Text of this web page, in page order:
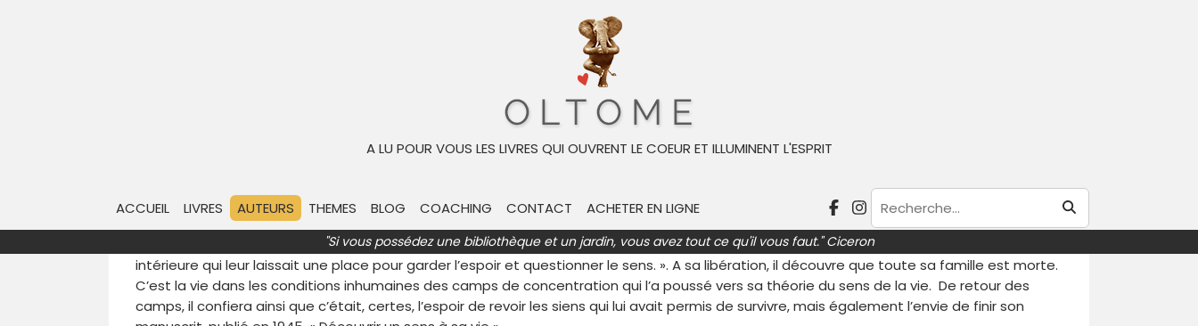
A LU POUR VOUS LES LIVRES QUI OUVRENT LE COEUR ET ILLUMINENT L'ESPRIT
ACCUEIL LIVRES AUTEURS THEMES BLOG COACHING CONTACT ACHETER EN LIGNE
"Si vous possédez une bibliothèque et un jardin, vous avez tout ce qu'il vous faut." Ciceron
est né en 1905 à Vienne et mort à Vienne en 1997. Neurologue et psychiatre autrichien, et formé par Freud, avec lequel il a
entretenu une longue correspondance dès l’âge de 15 ans. Le jeune Frankl, psychiatre et philosophe, devait très vite se détacher des trois
écoles de Vienne – freudienne, adlérienne et jungienne – pour fonder la sienne, qu’il appellera logothérapie. « La logothérapie se penche
En 1942, il est déporté avec toute sa famille dans des camps. Il observe avec étonnement que les plus robustes étaient les premiers à
mourir et que les plus faibles résistaient beaucoup plus longtemps : « Face à l’absurde, les plus fragiles avaient développé une vie
intérieure qui leur laissait une place pour garder l’espoir et questionner le sens. ». A sa libération, il découvre que toute sa famille est morte.
C’est la vie dans les conditions inhumaines des camps de concentration qui l’a poussé vers sa théorie du sens de la vie. De retour des
camps, il confiera ainsi que c’était, certes, l’espoir de revoir les siens qui lui avait permis de survivre, mais également l’envie de finir son